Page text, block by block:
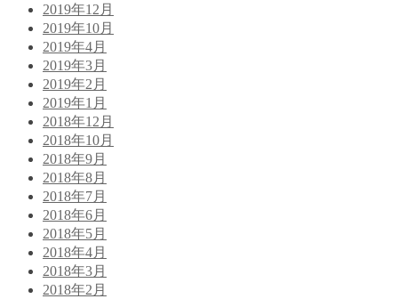
2019年12月
2019年10月
2019年4月
2019年3月
2019年2月
2019年1月
2018年12月
2018年10月
2018年9月
2018年8月
2018年7月
2018年6月
2018年5月
2018年4月
2018年3月
2018年2月